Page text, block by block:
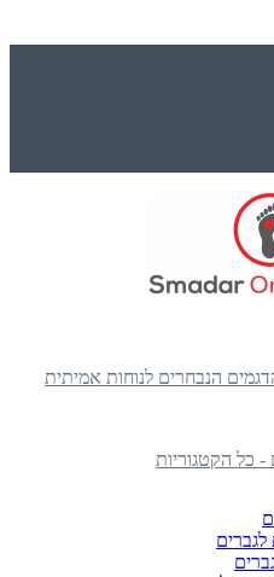
הנבחרים לנוחות אמיתית
- כל הקטגוריות
לגברים